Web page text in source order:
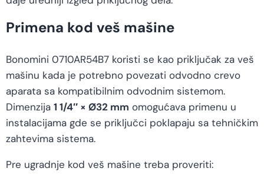
Primena kod veš mašine
Bonomini 0710AR54B7 koristi se kao priključak za veš
mašinu kada je potrebno povezati odvodno crevo
aparata sa kompatibilnim odvodnim sistemom.
Dimenzija 1 1/4″ × Ø32 mm omogućava primenu u
instalacijama gde se priključci poklapaju sa tehničkim
zahtevima sistema.
Pre ugradnje kod veš mašine treba proveriti: